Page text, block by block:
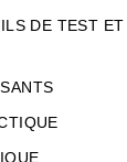
DE TEST ET